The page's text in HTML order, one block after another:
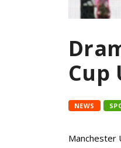
Cup
NEWS
Manchester